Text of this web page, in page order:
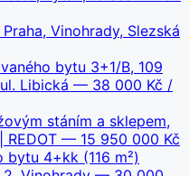
Vinohrady, Slezská
bytu 3+1/B, 109
Libická — 38 000 Kč /
stáním a sklepem,
REDOT — 15 950 000 Kč
bytu 4+kk (116 m²)